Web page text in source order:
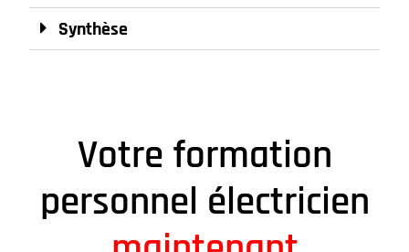
Synthèse
Votre formation
personnel électricien